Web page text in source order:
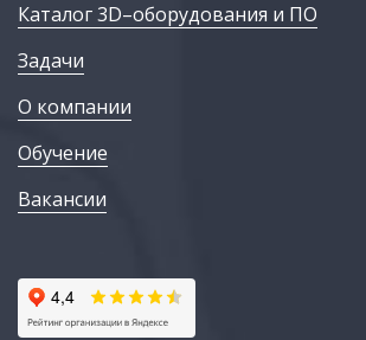
Каталог 3D–оборудования и ПО
Задачи
О компании
Обучение
Вакансии